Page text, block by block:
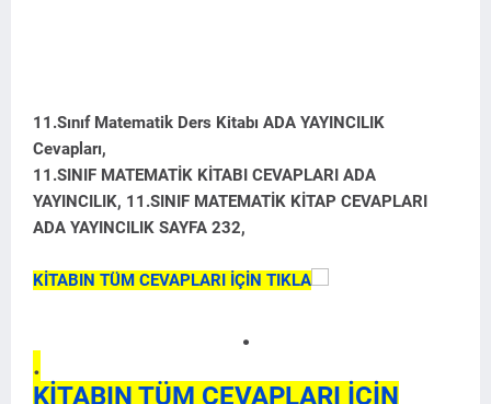
11.Sınıf Matematik Ders Kitabı ADA YAYINCILIK
Cevapları,
11.SINIF MATEMATİK KİTABI CEVAPLARI ADA
YAYINCILIK, 11.SINIF MATEMATİK KİTAP CEVAPLARI
ADA YAYINCILIK SAYFA 232,
KİTABIN TÜM CEVAPLARI İÇİN TIKLA
.
.
KİTABIN TÜM CEVAPLARI İÇİN